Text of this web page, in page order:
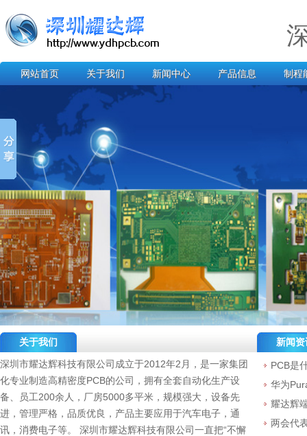
网站首页 关于我们 新闻中心 产品信息 制程
关于我们
深圳市耀达辉科技有限公司成立于2012年2月，是一家集团
化专业制造高精密度PCB的公司，拥有全套自动化生产设
备、员工200余人，厂房5000多平米，规模强大，设备先
进，管理严格，品质优良，产品主要应用于汽车电子，通
讯，消费电子等。 深圳市耀达辉科技有限公司一直把“不懈
新闻资
PCB是
华为
耀达辉
两会代